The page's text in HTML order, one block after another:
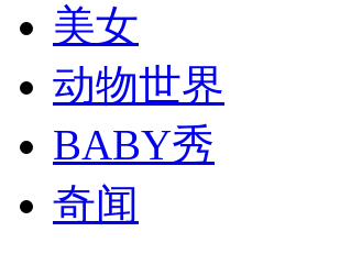
美女
动物世界
BABY秀
奇闻